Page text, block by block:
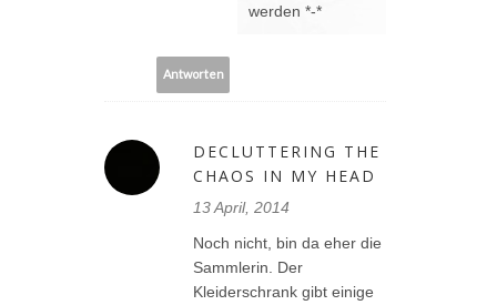
werden *-*
Antworten
DECLUTTERING THE
CHAOS IN MY HEAD
13 April, 2014
Noch nicht, bin da eher die
Sammlerin. Der
Kleiderschrank gibt einige